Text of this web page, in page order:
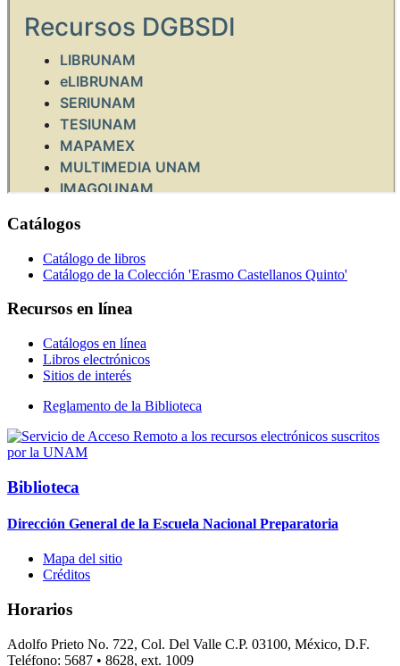
Catálogos
Catálogo de libros
Catálogo de la Colección 'Erasmo Castellanos Quinto'
Recursos en línea
Catálogos en línea
Libros electrónicos
Sitios de interés
Reglamento de la Biblioteca
Biblioteca
Dirección General de la Escuela Nacional Preparatoria
Mapa del sitio
Créditos
Horarios
Adolfo Prieto No. 722, Col. Del Valle C.P. 03100, México, D.F.
Teléfono: 5687 • 8628, ext. 1009